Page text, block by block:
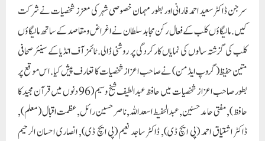
سرجن ڈاکٹر سعید احمد فارانی اور بطور مہمان خصوصی شہر کی معزز شخصیات نے شرکت
کیں. مالیگاؤں کلب کے فعال رکن مجاہد سلطان نے اغراض و مقاصد کے ساتھ مالیگاؤں
کلب کی گزشتہ سالوں کی نمایاں کارکردگی پر روشنی ڈالی. ٹائمز آف انڈیا کے سینئر صحافی
متین حفیظ (گروپ ایڈمن) نے صاحب اعزاز شخصیات کا تعارف پیش کیا. اس موقع پر
بطور صاحب اعزاز شخصیات میں حافظ عبدالطیف شیخ وسیم (96 دنوں میں قرآن مجید کا
حافظ), مفتی حامد حسنین, عبدالحفیط اسعداللہ, ناصر حسین رائل, عظمت اقبال (معلم),
ڈاکٹر اشتیاق احمد (پی ایچ ڈی), ڈاکٹر ساجد نعیم (پی ایچ ڈی), انصاری احسان الرحیم